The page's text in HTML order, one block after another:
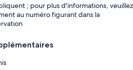
; pour plus d'informations, veuillez
au numéro figurant dans la